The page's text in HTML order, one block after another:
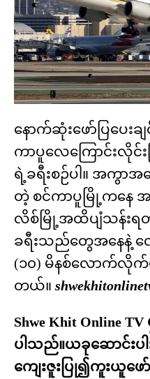
နောက်ဆုံးဖော်ပြပေး
ကာပူလေကြောင်းလိုင်းဖ
ရဲ့ခရီးစဉ်ပါ။ အကွာအ
တဲ့ စင်ကာပူမြို့ကနေ အ
လိစ်မြို့အထိပျံသန်းရတဲ့
ခရီးသည်တွေအနေနဲ့ လေ
(၁၀) မိနစ်လောက်လိုက်ပါ
တယ်။
Shwe Khit Online
ပါသည်။ယခုဆောင်းပါ
ကျေးဇူးပြု၍ကူးယူဖော်